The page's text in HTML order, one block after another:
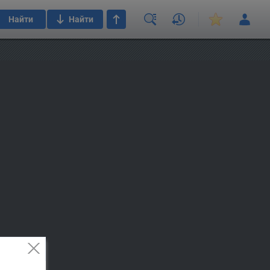
Найти Найти